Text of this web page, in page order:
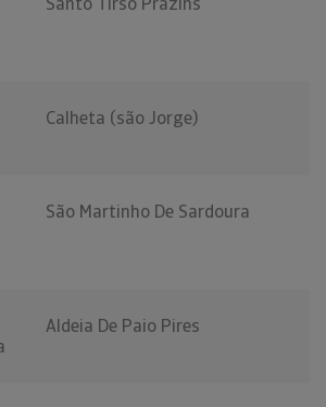
Calheta (são Jorge)
São Martinho De Sardoura
Aldeia De Paio Pires